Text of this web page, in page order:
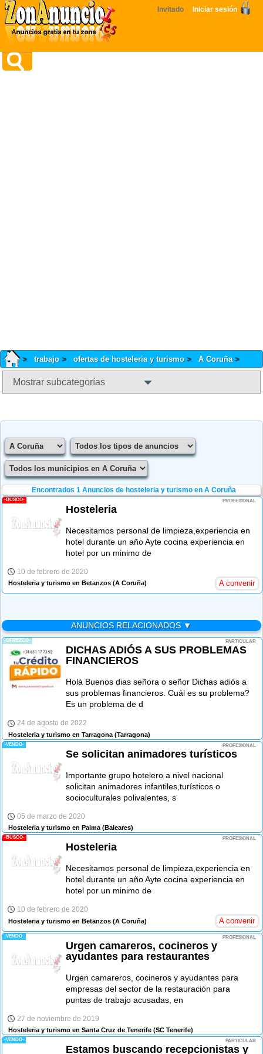
Invitado Iniciar sesión
trabajo ofertas de hosteleria y turismo A Coruña
Mostrar subcategorías
Encontrados 1Anuncios de hosteleria y turismo en A Coruña
-BUSCO- PROFESIONAL
Hosteleria
Necesitamos personal de limpieza,experiencia en
hotel durante un año Ayte cocina experiencia en
hotel por un minimo de
10 de febrero de 2020
Hosteleria y turismo en Betanzos (A Coruña) A convenir
ANUNCIOS RELACIONADOS ▼
-OFREZCO- PARTICULAR
DICHAS ADIÓS A SUS PROBLEMAS
FINANCIEROS
Holà Buenos dias señora o señor Dichas adiós a
sus problemas financieros. Cuál es su problema?
Es un problema de d
24 de agosto de 2022
Hosteleria y turismo en Tarragona (Tarragona)
-VENDO- PROFESIONAL
Se solicitan animadores turísticos
Importante grupo hotelero a nivel nacional
solicitan animadores infantiles,turísticos o
socioculturales polivalentes, s
05 de marzo de 2020
Hosteleria y turismo en Palma (Baleares)
-BUSCO- PROFESIONAL
Hosteleria
Necesitamos personal de limpieza,experiencia en
hotel durante un año Ayte cocina experiencia en
hotel por un minimo de
10 de febrero de 2020
Hosteleria y turismo en Betanzos (A Coruña) A convenir
-VENDO- PROFESIONAL
Urgen camareros, cocineros y
ayudantes para restaurantes
Urgen camareros, cocineros y ayudantes para
empresas del sector de la restauración para
puntas de trabajo acusadas, en
27 de noviembre de 2019
Hosteleria y turismo en Santa Cruz de Tenerife (SC Tenerife)
-VENDO- PARTICULAR
Estamos buscando recepcionistas y